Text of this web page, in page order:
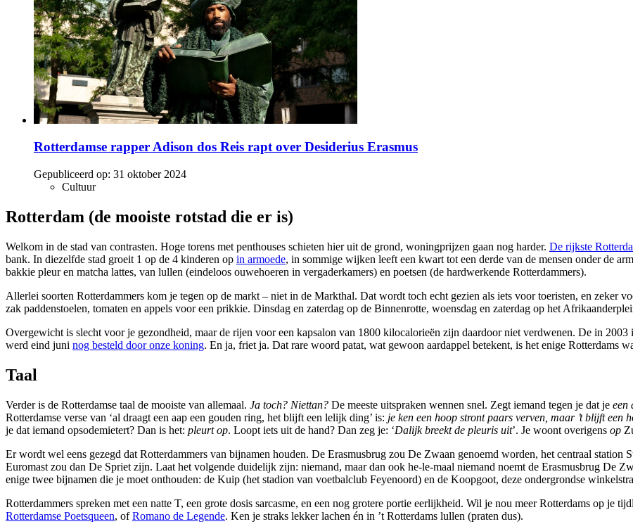
Rotterdamse rapper Adison dos Reis rapt over Desiderius Erasmus
Gepubliceerd op: 31 oktober 2024
Cultuur
Rotterdam (de mooiste rotstad die er is)
Welkom in de stad van contrasten. Hoge torens met penthouses schieten hier uit de grond, woningprijzen gaan nog harder. De rijkste
bank. In diezelfde stad groeit 1 op de 4 kinderen op in armoede, in sommige wijken leeft een kwart tot een derde van de mensen onder de
bakkie pleur en matcha lattes, van lullen (eindeloos ouwehoeren in vergaderkamers) en poetsen (de hardwerkende Rotterdammers).
Allerlei soorten Rotterdammers kom je tegen op de markt – niet in de Markthal. Dat wordt toch echt gezien als iets voor toeristen, en zeker
zak paddenstoelen, tomaten en appels voor een prikkie. Dinsdag en zaterdag op de Binnenrotte, woensdag en zaterdag op het
Overgewicht is slecht voor je gezondheid, maar de rijen voor een kapsalon van 1800 kilocalorieën zijn daardoor niet verdwenen. De in
werd eind juni nog besteld door onze koning. En ja, friet ja. Dat rare woord patat, wat gewoon aardappel betekent, is het enige Rotterdams
Taal
Verder is de Rotterdamse taal de mooiste van allemaal. Ja toch? Niettan? De meeste uitspraken wennen snel. Zegt iemand tegen je dat je een
Rotterdamse verse van ‘al draagt een aap een gouden ring, het blijft een lelijk ding’ is: je ken een hoop stront paars verven, maar ’t blijft een
je dat iemand opsodemietert? Dan is het: pleurt op. Loopt iets uit de hand? Dan zeg je: ‘Dalijk breekt de pleuris uit’. Je woont overigens op
Er wordt wel eens gezegd dat Rotterdammers van bijnamen houden. De Erasmusbrug zou De Zwaan genoemd worden, het centraal
Euromast zou dan De Spriet zijn. Laat het volgende duidelijk zijn: niemand, maar dan ook he-le-maal niemand noemt de Erasmusbrug De
enige twee bijnamen die je moet onthouden: de Kuip (het stadion van voetbalclub Feyenoord) en de Koopgoot, deze ondergrondse
Rotterdammers spreken met een natte T, een grote dosis sarcasme, en een nog grotere portie eerlijkheid. Wil je nou meer Rotterdams op je
Rotterdamse Poetsqueen, ofRomano de Legende. Ken je straks lekker lachen én in ’t Rotterdams lullen (praten dus).